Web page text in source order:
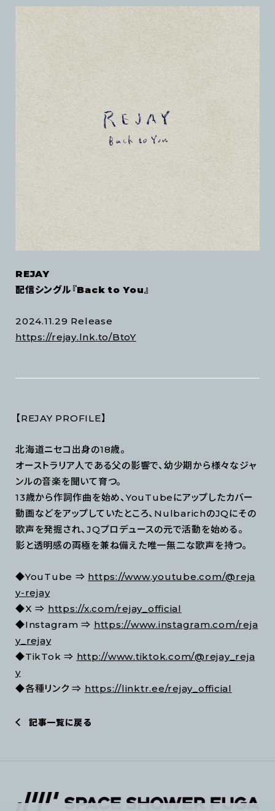
REJAY
配信シングル『Back to You』
2024.11.29 Release
https://rejay.lnk.to/BtoY
【REJAY PROFILE】
北海道ニセコ出身の18歳。
オーストラリア人である父の影響で、幼少期から様々なジャ
ンルの音楽を聞いて育つ。
13歳から作詞作曲を始め、YouTubeにアップしたカバー
動画などをアップしていたところ、NulbarichのJQにその
歌声を発掘され、JQプロデュースの元で活動を始める。
影と透明感の両極を兼ね備えた唯一無二な歌声を持つ。
◆YouTube ⇒ https://www.youtube.com/@reja
y-rejay
◆X ⇒ https://x.com/rejay_official
◆Instagram ⇒ https://www.instagram.com/reja
y_rejay
◆TikTok ⇒ http://www.tiktok.com/@rejay_reja
y
◆各種リンク ⇒ https://linktr.ee/rejay_official
記事一覧に戻る